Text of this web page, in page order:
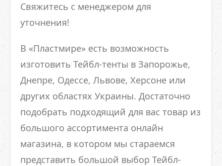
Свяжитесь с менеджером для
уточнения!
В «Пластмире» есть возможность
изготовить Тейбл-тенты в Запорожье,
Днепре, Одессе, Львове, Херсоне или
других областях Украины. Достаточно
подобрать подходящий для вас товар из
большого ассортимента онлайн
магазина, в котором мы стараемся
представить большой выбор Тейбл-